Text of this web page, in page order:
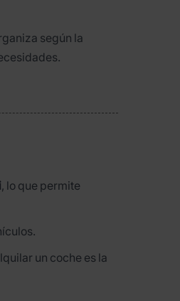
según la
, lo que permite
un coche es la